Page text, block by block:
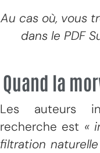
Au cas où, vous
dans le PDF
Quand la
Les auteurs
recherche est «
filtration